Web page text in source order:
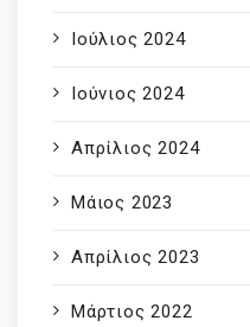
Ιούλιος 2024
Ιούνιος 2024
Απρίλιος 2024
Μάιος 2023
Απρίλιος 2023
Μάρτιος 2022